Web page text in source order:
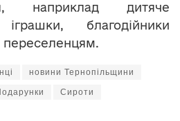
наприклад дитяче
благодійники
переселенцям.
новини Тернопільщини
Сироти